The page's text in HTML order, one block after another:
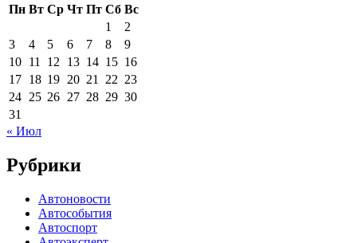
Пн Вт Ср Чт Пт Сб Вс
1
2
3
4 5 6 7 8
9
10 11 12 13 14 15 16
17 18 19 20 21 22 23
24 25 26 27 28 29 30
31
« Июл
Рубрики
Автоновости
Автособытия
Автоспорт